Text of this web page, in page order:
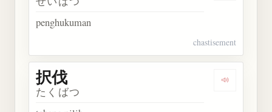
penghukuman
chastisement
Dengarkan
択伐
たくばつ